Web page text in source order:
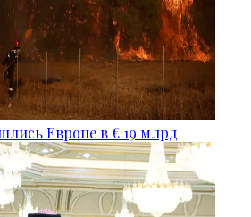
Европе в € 19 млрд